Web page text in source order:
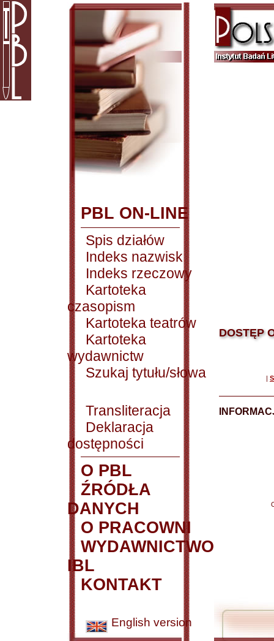
PBL ON-LINE
Spis działów
Indeks nazwisk
Indeks rzeczowy
Kartoteka
czasopism
Kartoteka teatrów
Kartoteka
wydawnictw
Szukaj tytułu/słowa
Transliteracja
Deklaracja
dostępności
O PBL
ŹRÓDŁA
DANYCH
O PRACOWNI
WYDAWNICTWO
IBL
KONTAKT
English version
DOSTĘP
|